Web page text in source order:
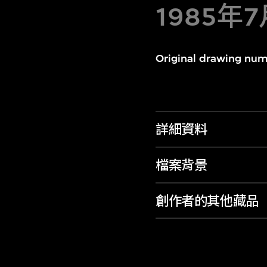
1985年7
Original drawing
詳細資料
檔案背景
創作者的其他藏品